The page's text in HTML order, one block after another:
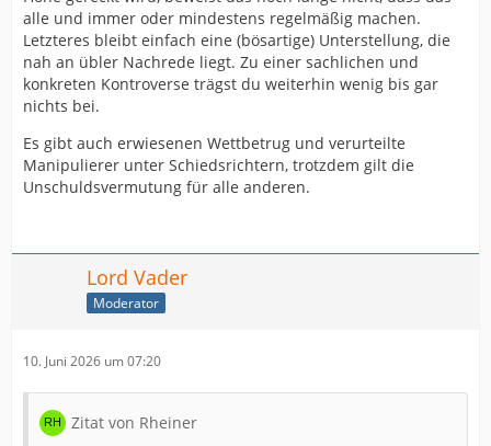
alle und immer oder mindestens regelmäßig machen.
Letzteres bleibt einfach eine (bösartige) Unterstellung, die
nah an übler Nachrede liegt. Zu einer sachlichen und
konkreten Kontroverse trägst du weiterhin wenig bis gar
nichts bei.
Es gibt auch erwiesenen Wettbetrug und verurteilte
Manipulierer unter Schiedsrichtern, trotzdem gilt die
Unschuldsvermutung für alle anderen.
Lord Vader
Moderator
10. Juni 2026 um 07:20
Zitat von Rheiner